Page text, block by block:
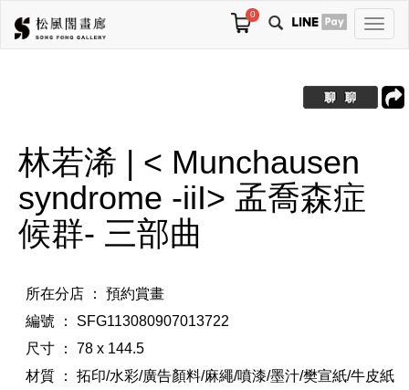
切
換
航
0
林若浠 | < Munchausen
syndrome -iiI> 孟喬森症
候群- 三部曲
所在分店 ： 預約賞畫
編號 ： SFG113080907013722
尺寸 ： 78 x 144.5
材質 ： 拓印/水彩/廣告顏料/麻繩/噴漆/墨汁/樊宣紙/牛皮紙